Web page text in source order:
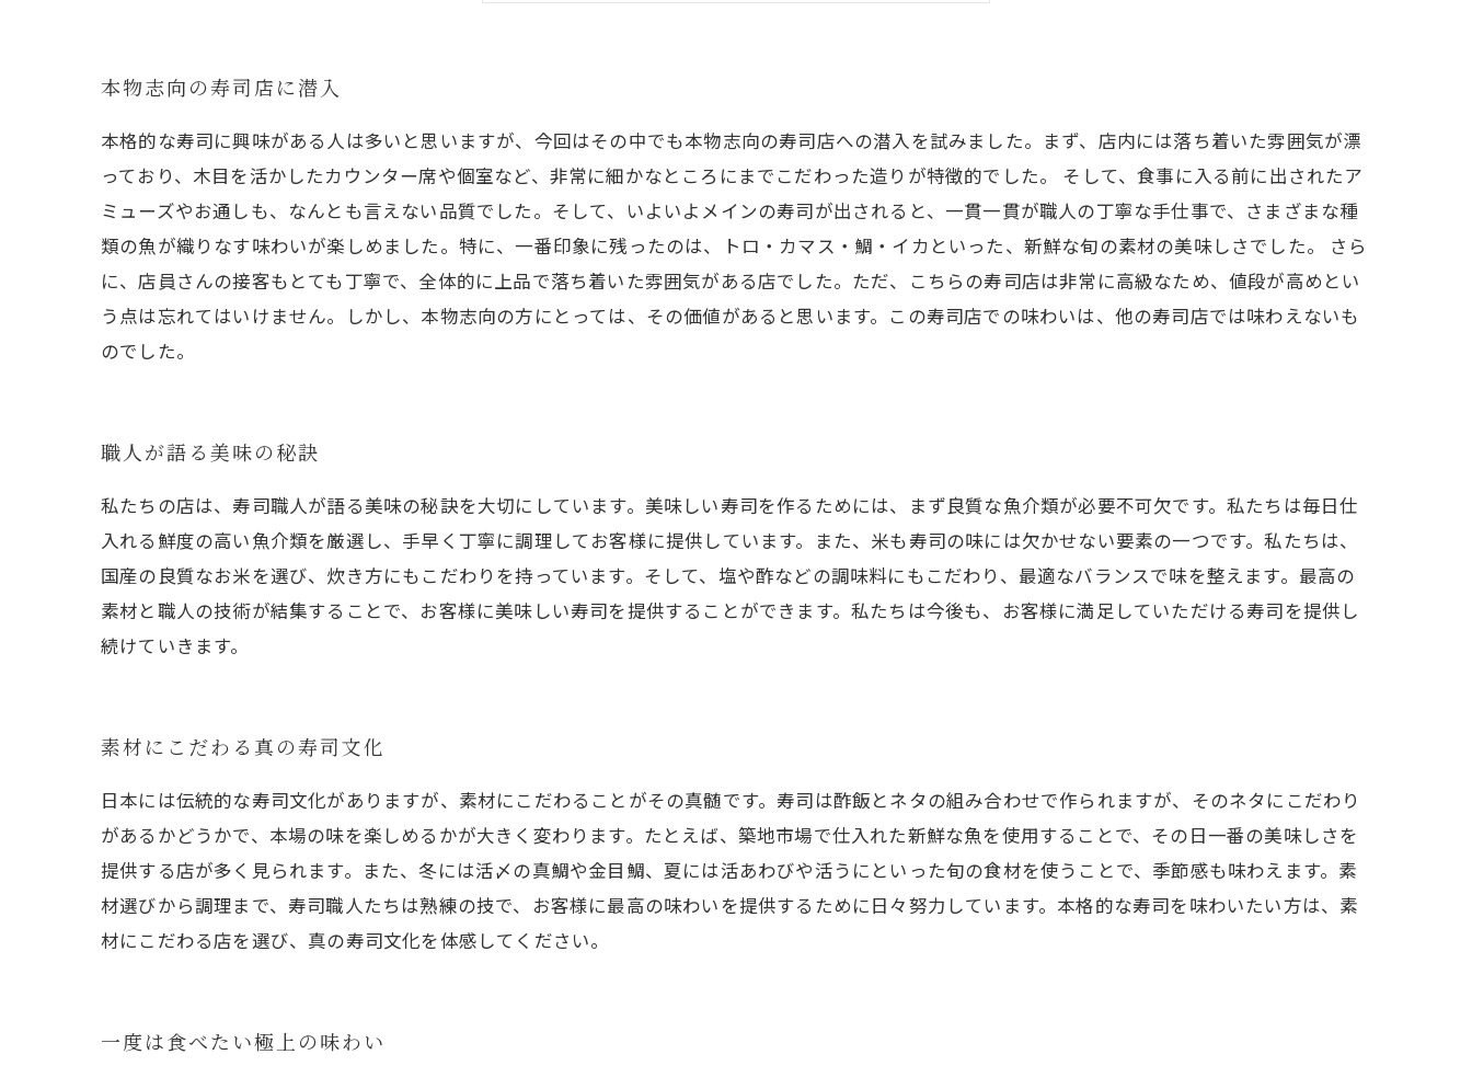
本物志向の寿司店に潜入
本格的な寿司に興味がある人は多いと思いますが、今回はその中でも本物志向の寿司店への潜入を試みました。まず、店内には落ち着いた雰囲気が漂
っており、木目を活かしたカウンター席や個室など、非常に細かなところにまでこだわった造りが特徴的でした。 そして、食事に入る前に出されたア
ミューズやお通しも、なんとも言えない品質でした。そして、いよいよメインの寿司が出されると、一貫一貫が職人の丁寧な手仕事で、さまざまな種
類の魚が織りなす味わいが楽しめました。特に、一番印象に残ったのは、トロ・カマス・鯛・イカといった、新鮮な旬の素材の美味しさでした。 さら
に、店員さんの接客もとても丁寧で、全体的に上品で落ち着いた雰囲気がある店でした。ただ、こちらの寿司店は非常に高級なため、値段が高めとい
う点は忘れてはいけません。しかし、本物志向の方にとっては、その価値があると思います。この寿司店での味わいは、他の寿司店では味わえないも
のでした。
職人が語る美味の秘訣
私たちの店は、寿司職人が語る美味の秘訣を大切にしています。美味しい寿司を作るためには、まず良質な魚介類が必要不可欠です。私たちは毎日仕
入れる鮮度の高い魚介類を厳選し、手早く丁寧に調理してお客様に提供しています。また、米も寿司の味には欠かせない要素の一つです。私たちは、
国産の良質なお米を選び、炊き方にもこだわりを持っています。そして、塩や酢などの調味料にもこだわり、最適なバランスで味を整えます。最高の
素材と職人の技術が結集することで、お客様に美味しい寿司を提供することができます。私たちは今後も、お客様に満足していただける寿司を提供し
続けていきます。
素材にこだわる真の寿司文化
日本には伝統的な寿司文化がありますが、素材にこだわることがその真髄です。寿司は酢飯とネタの組み合わせで作られますが、そのネタにこだわり
があるかどうかで、本場の味を楽しめるかが大きく変わります。たとえば、築地市場で仕入れた新鮮な魚を使用することで、その日一番の美味しさを
提供する店が多く見られます。また、冬には活〆の真鯛や金目鯛、夏には活あわびや活うにといった旬の食材を使うことで、季節感も味わえます。素
材選びから調理まで、寿司職人たちは熟練の技で、お客様に最高の味わいを提供するために日々努力しています。本格的な寿司を味わいたい方は、素
材にこだわる店を選び、真の寿司文化を体感してください。
一度は食べたい極上の味わい